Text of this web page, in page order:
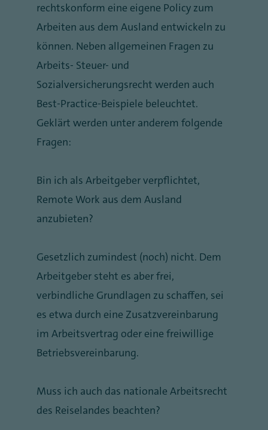
rechtskonform eine eigene Policy zum
Arbeiten aus dem Ausland entwickeln zu
können. Neben allgemeinen Fragen zu
Arbeits- Steuer- und
Sozialversicherungsrecht werden auch
Best-Practice-Beispiele beleuchtet.
Geklärt werden unter anderem folgende
Fragen:
Bin ich als Arbeitgeber verpflichtet,
Remote Work aus dem Ausland
anzubieten?
Gesetzlich zumindest (noch) nicht. Dem
Arbeitgeber steht es aber frei,
verbindliche Grundlagen zu schaffen, sei
es etwa durch eine Zusatzvereinbarung
im Arbeitsvertrag oder eine freiwillige
Betriebsvereinbarung.
Muss ich auch das nationale Arbeitsrecht
des Reiselandes beachten?